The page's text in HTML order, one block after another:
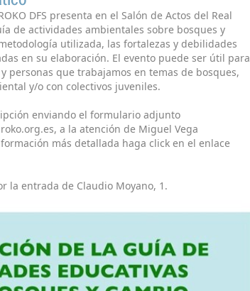
DFS presenta en el Salón de Actos del Real
de actividades ambientales sobre bosques y
utilizada, las fortalezas y debilidades
en su elaboración. El evento puede ser útil para
personas que trabajamos en temas de bosques,
y/o con colectivos juveniles.
enviando el formulario adjunto
a la atención de Miguel Vega
más detallada haga click en el enlace
la entrada de Claudio Moyano, 1.